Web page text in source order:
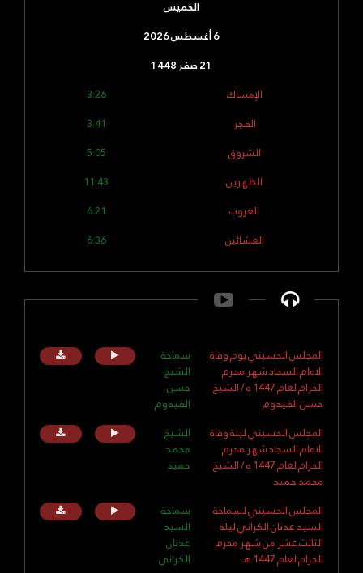
الخميس
6 أغسطس 2026
21 صفر 1448
الإمساك
3:26
الفجر
3:41
الشروق
5:05
الظهرين
11:43
الغروب
6:21
العشائين
6:36
المجلس الحسيني يوم وفاة
الامام السجاد شهر محرم
الحرام لعام 1447 ه / الشيخ
حسن القيدوم
سماحة
الشيخ
حسن
القيدوم
المجلس الحسيني ليلة وفاة
الامام السجاد شهر محرم
الحرام لعام 1447 ه / الشيخ
محمد حميد
الشيخ
محمد
حميد
المجلس الحسيني لسماحة
السيد عدنان الكراني ليلة
الثالث عشر من شهر محرم
الحرام لعام 1447 هـ
سماحة
السيد
عدنان
الكراني